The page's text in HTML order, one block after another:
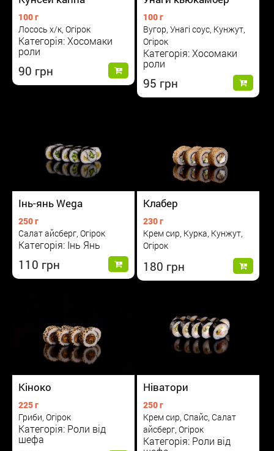
100 г
Лосось х/к, Огірок
Категорія: Хосомаки
роли
90
100 г
Вугор, Унагі соус, Кунжут,
Огірок
Категорія: Хосомаки
роли
95
Інь-янь Wega
250 г
Салат айсберг, Огірок
Категорія: Інь Янь
110
Клабер
230 г
Крем сир, Курка, Кунжут,
Огірок
180
Кіноко
225 г
Гриби, Огірок
Категорія: Роли від
шефа
Ніватори
250 г
Крем сир, Спайс, Салат
айсберг, Огірок
Категорія: Роли від